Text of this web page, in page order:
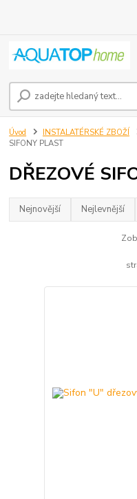
Úvod INSTALATÉRSKÉ ZBOŽÍ
SIFONY PLAST
DŘEZOVÉ
Nejnovější Nejlevnější